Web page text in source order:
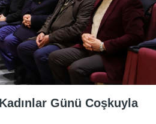
Günü Coşkuyla